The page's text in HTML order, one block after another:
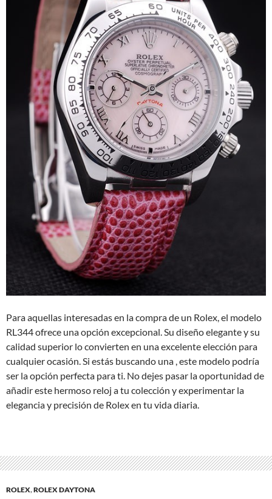
Para aquellas interesadas en la compra de un Rolex, el modelo
RL344 ofrece una opción excepcional. Su diseño elegante y su
calidad superior lo convierten en una excelente elección para
cualquier ocasión. Si estás buscando una , este modelo podría
ser la opción perfecta para ti. No dejes pasar la oportunidad de
añadir este hermoso reloj a tu colección y experimentar la
elegancia y precisión de Rolex en tu vida diaria.
ROLEX,ROLEX DAYTONA